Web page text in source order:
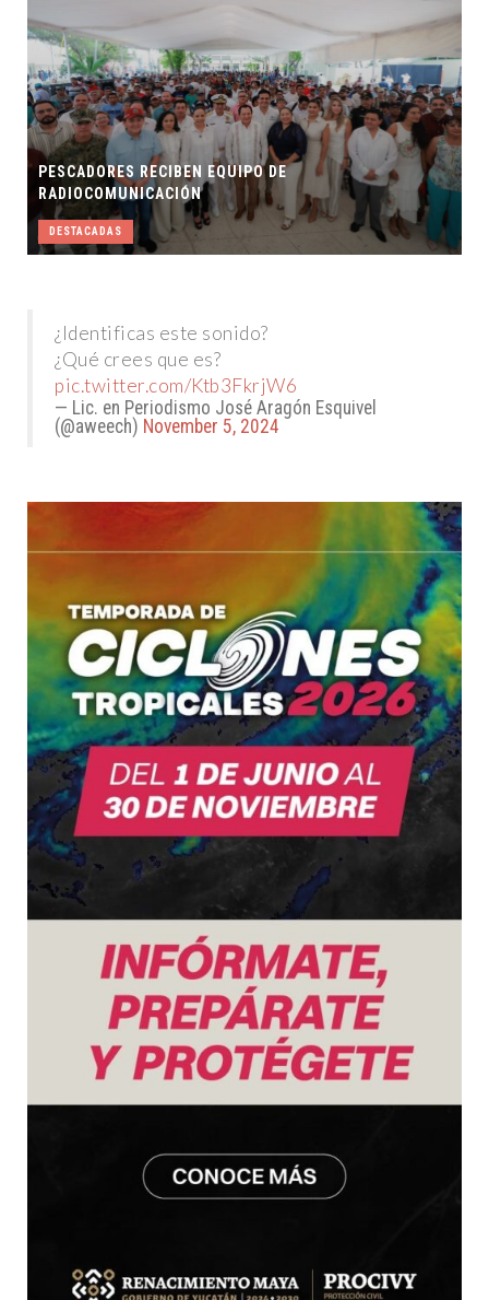
PESCADORES RECIBEN EQUIPO DE
RADIOCOMUNICACIÓN
DESTACADAS
¿Identificas este sonido?
¿Qué crees que es?
pic.twitter.com/Ktb3FkrjW6
— Lic. en Periodismo José Aragón Esquivel
(@aweech) November 5, 2024